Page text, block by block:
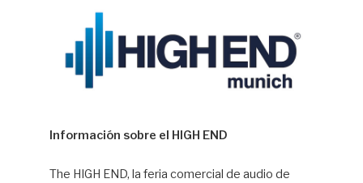
Información sobre el HIGH END
The HIGH END, la feria comercial de audio de